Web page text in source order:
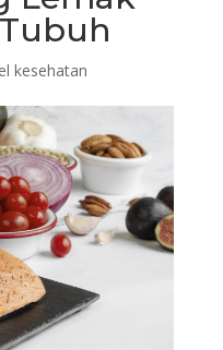
kesehatan